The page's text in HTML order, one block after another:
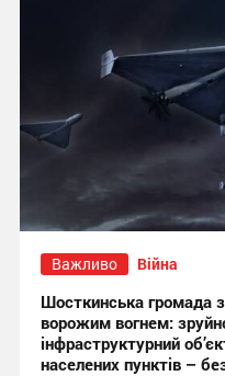
Важливо Війна
Шосткинська громада
ворожим вогнем:
інфраструктурний
населених пунктів –